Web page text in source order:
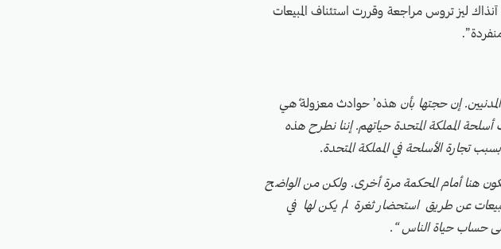
آنذاك ليز تروس مراجعة وقررت استئناف المبيعات
إن حجتها بأن هذه’ حوادث معزولة‘هي
المملكة المتحدة حياتهم. إننا نطرح هذه
تجارة الأسلحة في المملكة المتحدة.
نكون هنا أمام المحكمة مرة أخرى. ولكن من الواضح
عن طريق استحضار ثغرة لم يكن لها في
حساب حياة الناس “.